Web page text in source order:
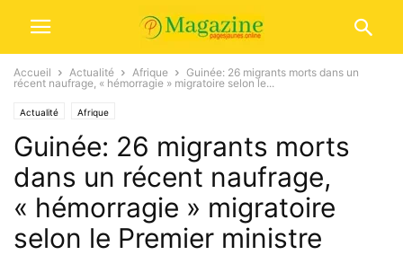
Accueil Actualité Afrique
Guinée: 26 migrants morts dans un
récent naufrage, « hémorragie » migratoire selon le...
Actualité Afrique
Guinée: 26 migrants morts
dans un récent naufrage,
« hémorragie » migratoire
selon le Premier ministre